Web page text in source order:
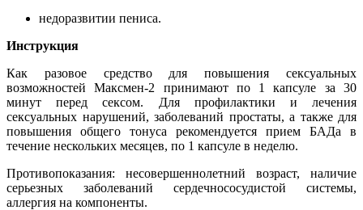
недоразвитии пениса.
Инструкция
Как разовое средство для повышения сексуальных
возможностей Максмен-2 принимают по 1 капсуле за 30
минут перед сексом. Для профилактики и лечения
сексуальных нарушений, заболеваний простаты, а также для
повышения общего тонуса рекомендуется прием БАДа в
течение нескольких месяцев, по 1 капсуле в неделю.
Противопоказания: несовершеннолетний возраст, наличие
серьезных заболеваний сердечнососудистой системы,
аллергия на компоненты.